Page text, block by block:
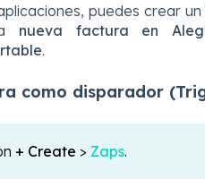
puedes crear un
nueva factura en
.
como disparador
+ Create > Zaps.